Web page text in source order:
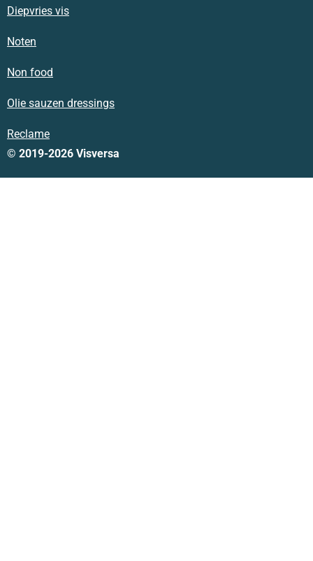
Diepvries vis
Noten
Non food
Olie sauzen dressings
Reclame
© 2019-2026 Visversa